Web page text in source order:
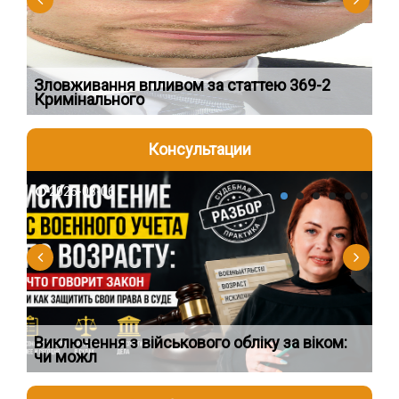
Зловживання впливом за статтею 369-2
Кримінального
Консультации
2026-08-06
Виключення з військового обліку за віком:
чи можл